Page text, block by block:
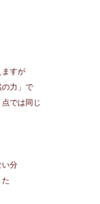
ますが
の力」で
では同じ
分